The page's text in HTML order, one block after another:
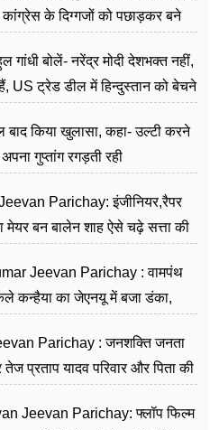
के दिग्गजों को पछाड़कर बने
गांधी बोलें- नरेंद्र मोदी देशभक्त नहीं,
US ट्रेड डील में हिन्दुस्तान को बेचने
बाद किया खुलासा, कहा- उल्टी करने
गुप्तांग रगड़ती रही
Parichay: इंजीनियर,रैपर
मेयर बन बालेन शाह ऐसे चढ़े सत्ता की
Jeevan Parichay : वामपंथ
कन्हैया का जेएनयू में बजा डंका,
Parichay : जनशक्ति जनता
प्रताप यादव परिवार और पिता की
Jeevan Parichay: फ्लॉप फिल्म